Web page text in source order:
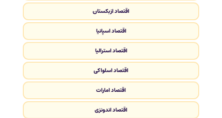
اقتصاد ازبکستان
اقتصاد اسپانیا
اقتصاد استرالیا
اقتصاد اسلواکی
اقتصاد امارات
اقتصاد اندونزی